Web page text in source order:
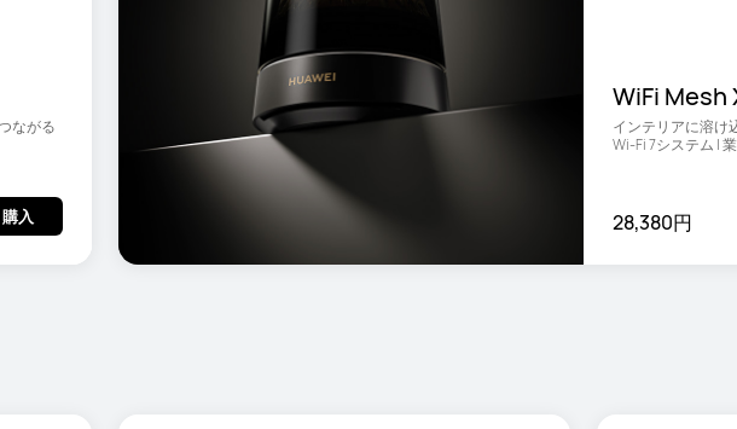
ながる
購入
WiFi Mesh
インテリアに溶け
Wi-Fi 7システム |
28,380円